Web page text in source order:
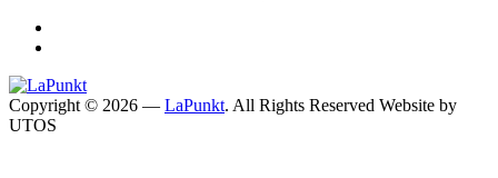
Copyright © 2026 — LaPunkt. All Rights Reserved Website by
UTOS